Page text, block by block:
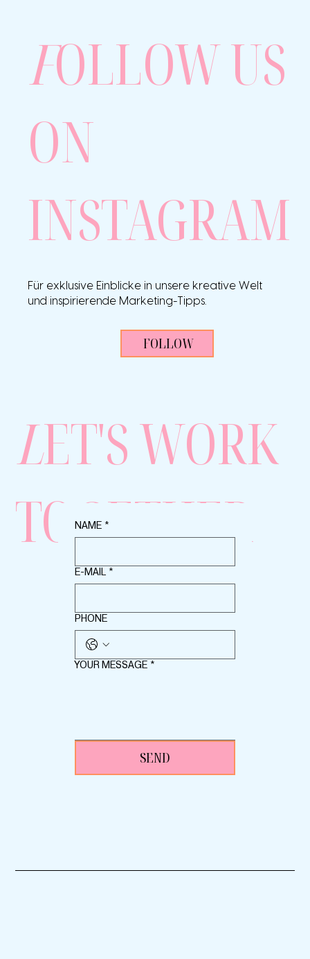
FOLLOW US
ON
INSTAGRAM
Für exklusive Einblicke in unsere kreative Welt
und inspirierende Marketing-Tipps.
FOLLOW
LET'S WORK
TOGETHER
NAME *
E-MAIL *
PHONE
YOUR MESSAGE *
SEND